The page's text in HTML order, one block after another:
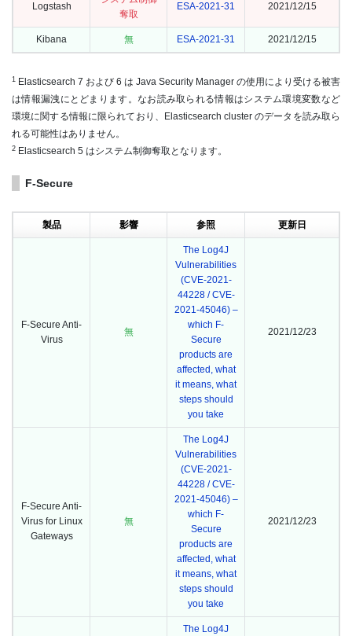
Logstash
奪取
ESA-2021-31 2021/12/15
Kibana 無 ESA-2021-31 2021/12/15
1
Elasticsearch 7 および 6 は Java Security Manager の使用により受ける被害
は情報漏洩にとどまります。なお読み取られる情報はシステム環境変数など
環境に関する情報に限られており、Elasticsearch cluster のデータを読み取ら
れる可能性はありません。
2 Elasticsearch 5 はシステム制御奪取となります。
F-Secure
製品 影響 参照 更新日
F-Secure Anti-
Virus
無
The Log4J
Vulnerabilities
(CVE-2021-
44228 / CVE-
2021-45046) –
which F-
Secure
products are
affected, what
it means, what
steps should
you take
2021/12/23
F-Secure Anti-
Virus for Linux
Gateways
無
The Log4J
Vulnerabilities
(CVE-2021-
44228 / CVE-
2021-45046) –
which F-
Secure
products are
affected, what
it means, what
steps should
you take
2021/12/23
The Log4J